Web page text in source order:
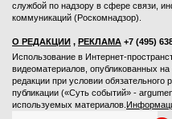
службой по надзору в сфере связи,
коммуникаций (Роскомнадзор).
О РЕДАКЦИИ , РЕКЛАМА +7 (495)
Использование в Интернет-
видеоматериалов, опубликованных на
редакции при условии обязательного
публикации («Суть событий» -
используемых материалов.